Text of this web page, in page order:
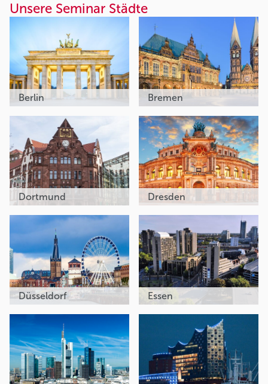
Unsere Seminar Städte
Berlin Bremen
Dortmund Dresden
Düsseldorf Essen